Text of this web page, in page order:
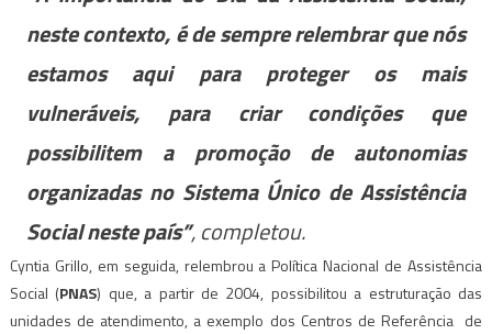
neste contexto, é de sempre relembrar que nós
estamos aqui para proteger os mais
vulneráveis, para criar condições que
possibilitem a promoção de autonomias
organizadas no Sistema Único de Assistência
Social neste país”, completou.
Cyntia Grillo, em seguida, relembrou a Política Nacional de Assistência
Social (PNAS) que, a partir de 2004, possibilitou a estruturação das
unidades de atendimento, a exemplo dos Centros de Referência de